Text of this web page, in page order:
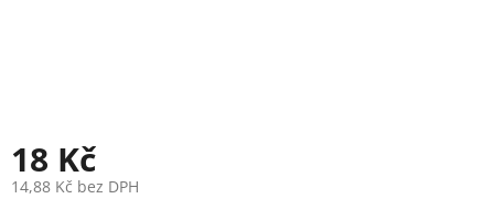
18 Kč
14,88 Kč bez DPH